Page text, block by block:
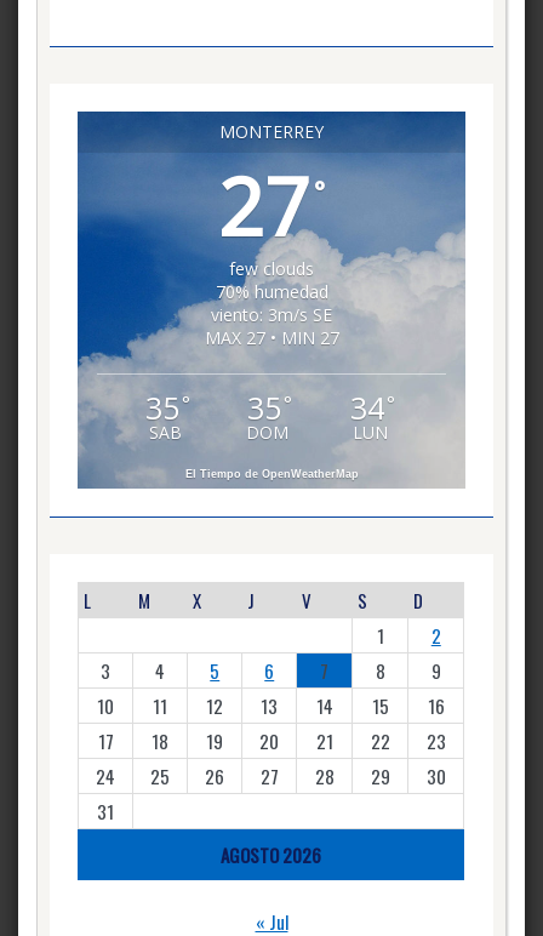
MONTERREY
27°
few clouds
70% humedad
viento: 3m/s SE
MAX 27 • MIN 27
35 °
SAB
35 °
DOM
34°
LUN
El Tiempo de OpenWeatherMap
AGOSTO 2026
L M X J V S
D
1
2
3
4 5 6 7 8
9
10
11 12 13 14 15
16
17
18 19 20 21 22
23
24
25 26 27 28 29
30
31
« Jul